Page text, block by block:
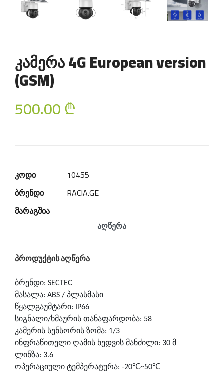
კამერა 4G European version
(GSM)
500.00 ₾
კოდი
10455
ბრენდი
RACIA.GE
მარაგშია
აღწერა
პროდუქტის აღწერა
ბრენდი: SECTEC
მასალა: ABS / პლასმასი
წყალგაუმტარი:
IP66
სიგნალი/ხმაურის თანაფარდობა: 58
კამერის სენსორის ზომა: 1/3
ინფრაწითელი ღამის ხედვის მანძილი: 30 მ
ლინზა: 3.6
ოპერაციული ტემპერატურა: -20℃~50℃